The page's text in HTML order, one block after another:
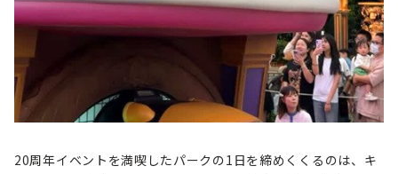
20周年イベントを満喫したパークの1日を締めくくるのは、キ